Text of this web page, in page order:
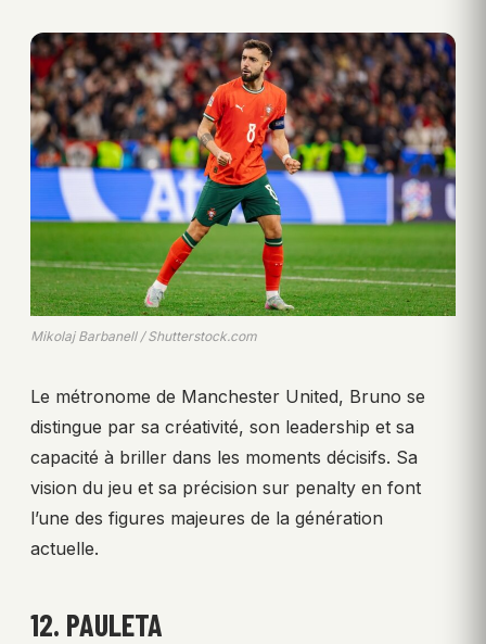
Mikolaj Barbanell / Shutterstock.com
Le métronome de Manchester United, Bruno se
distingue par sa créativité, son leadership et sa
capacité à briller dans les moments décisifs. Sa
vision du jeu et sa précision sur penalty en font
l’une des figures majeures de la génération
actuelle.
12. PAULETA